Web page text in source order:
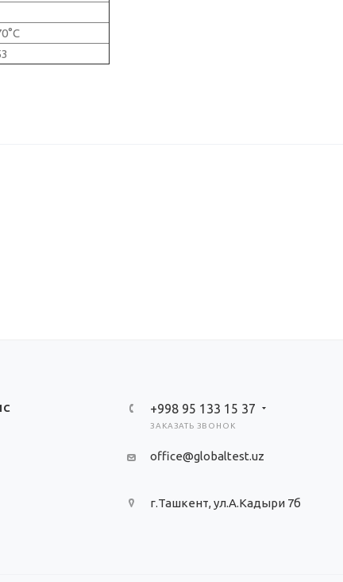
+998 95 133 15 37
ЗАКАЗАТЬ ЗВОНОК
office@globaltest.uz
г.Ташкент, ул.А.Кадыри 7б